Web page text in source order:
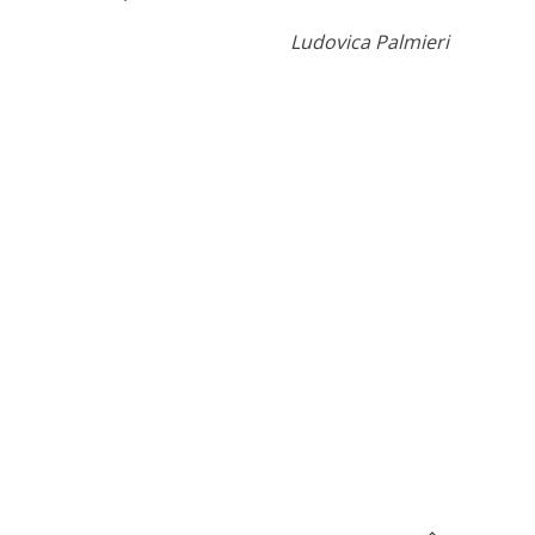
Ludovica Palmieri